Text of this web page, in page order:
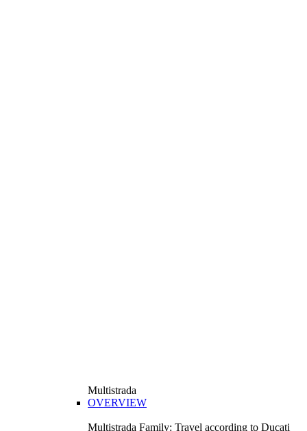
Multistrada
OVERVIEW
Multistrada Family: Travel according to Ducati